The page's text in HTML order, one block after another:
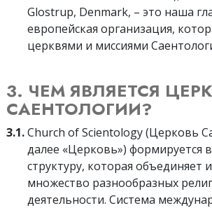
Glostrup, Denmark, – это наша
европейская организация,
церквями и миссиями
3. ЧЕМ ЯВЛЯЕТСЯ
САЕНТОЛОГИИ?
3.1.Church of Scientology (Церковь
далее «Церковь») формируется
структуру, которая объединяет
множество разнообразных
деятельности. Система